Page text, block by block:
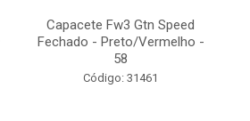
Capacete Fw3 Gtn Speed
Fechado - Preto/Vermelho -
58
Código: 31461